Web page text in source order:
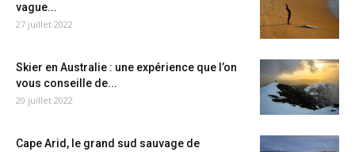
vague...
27 juillet 2022
Skier en Australie : une expérience que l’on
vous conseille de...
20 juillet 2022
Cape Arid, le grand sud sauvage de